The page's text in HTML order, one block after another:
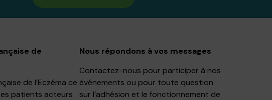
de
de l’Eczéma ce
patients acteurs
Nous répondons à vos messages
Contactez-nous pour participer à nos
événements ou pour toute question
sur l’adhésion et le fonctionnement de